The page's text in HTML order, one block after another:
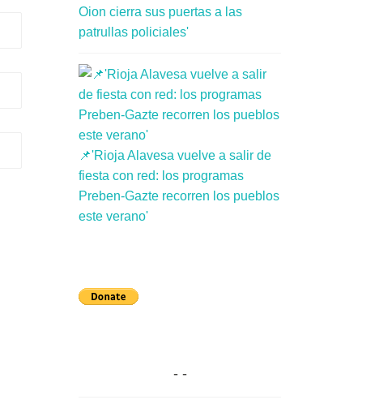
Oion cierra sus puertas a las
patrullas policiales'
📌'Rioja Alavesa vuelve a salir de
fiesta con red: los programas
Preben-Gazte recorren los pueblos
este verano'